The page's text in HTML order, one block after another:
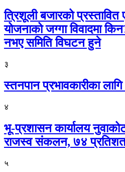
त्रिशूली बजारको
योजनाको जग्गा विवादमा
नभए समिति विघटन हुने
३
स्तनपान प्रभावकारीका
४
भू-प्रशासन कार्यालय
राजस्व संकलन, ७४
५